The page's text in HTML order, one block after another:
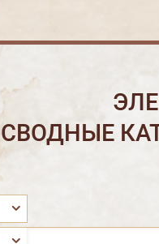
СВОДНЫЕ